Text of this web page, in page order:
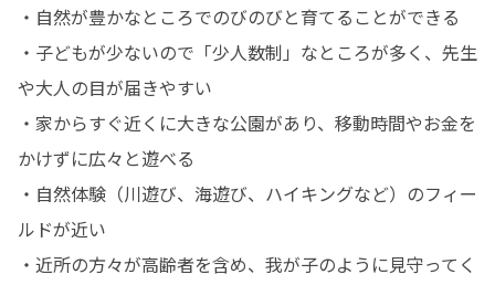
・自然が豊かなところでのびのびと育てることができる
・子どもが少ないので「少人数制」なところが多く、先生
や大人の目が届きやすい
・家からすぐ近くに大きな公園があり、移動時間やお金を
かけずに広々と遊べる
・自然体験（川遊び、海遊び、ハイキングなど）のフィー
ルドが近い
・近所の方々が高齢者を含め、我が子のように見守ってく